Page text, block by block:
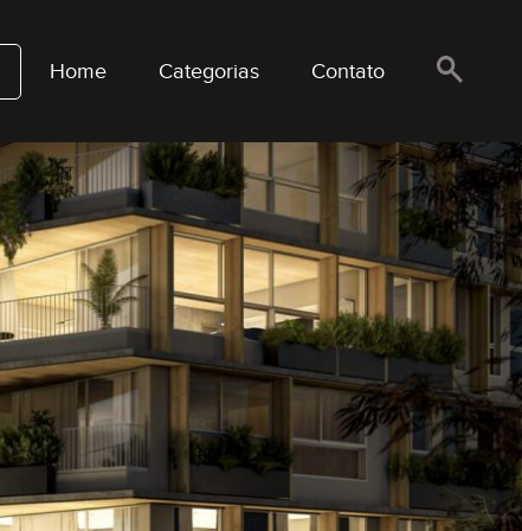
Home Categorias Contato